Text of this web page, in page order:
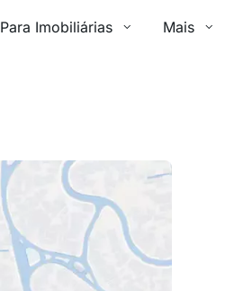
Para Imobiliárias Mais